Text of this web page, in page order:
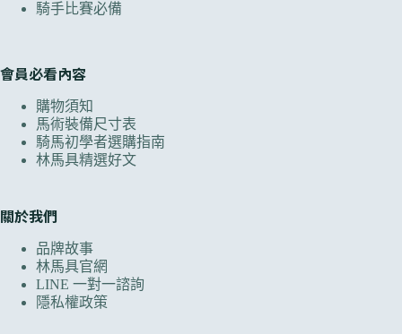
騎手比賽必備
會員必看內容
購物須知
馬術裝備尺寸表
騎馬初學者選購指南
林馬具精選好文
關於我們
品牌故事
林馬具官網
LINE 一對一諮詢
隱私權政策